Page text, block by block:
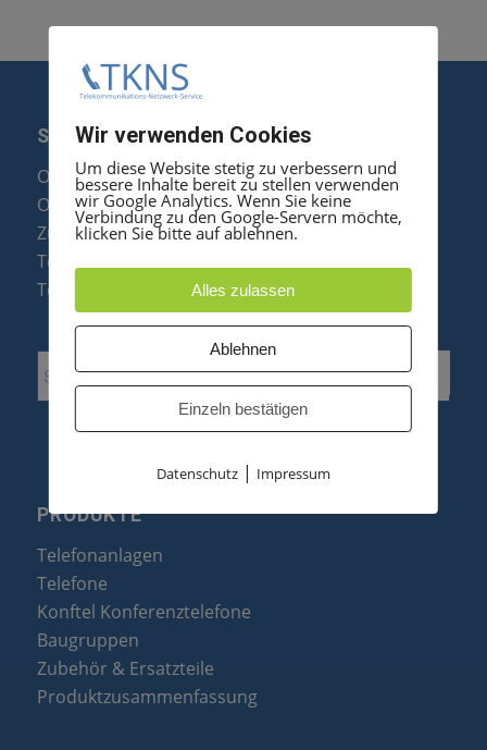
SERVICE
Optipoint Display Reparatur
Octophon F Display Reparatur
Zubehör & Ersatzteile
Telefonanlagen Optimierung
Telefonanlagen Erweiterung
PRODUKTE
Telefonanlagen
Telefone
Konftel Konferenztelefone
Baugruppen
Zubehör & Ersatzteile
Produktzusammenfassung
Wir verwenden Cookies
Um diese Website stetig zu verbessern und
bessere Inhalte bereit zu stellen verwenden
wir Google Analytics. Wenn Sie keine
Verbindung zu den Google-Servern möchte,
klicken Sie bitte auf ablehnen.
Alles zulassen
Ablehnen
Einzeln bestätigen
Datenschutz| Impressum